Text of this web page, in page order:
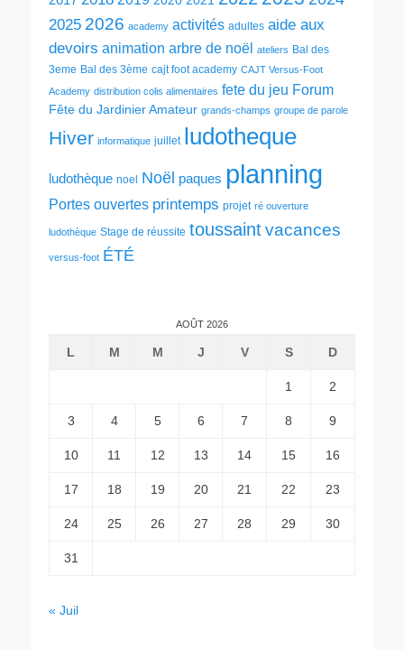
2025 2026 academy activités adultes aide aux
devoirs animation arbre de noël ateliers Bal des
3eme Bal des 3ème cajt foot academy CAJT Versus-Foot
Academy distribution colis alimentaires fete du jeu Forum
Fête du Jardinier Amateur grands-champs groupe de parole
Hiver informatique juillet ludotheque
ludothèque noel Noël paques planning
Portes ouvertes printemps projet ré ouverture
ludothèque Stage de réussite toussaintvacances
versus-foot ÉTÉ
AOÛT 2026
L M M J V S D
1 2
3 4 5 6 7 8 9
10 11 12 13 14 15 16
17 18 19 20 21 22 23
24 25 26 27 28 29 30
31
« Juil